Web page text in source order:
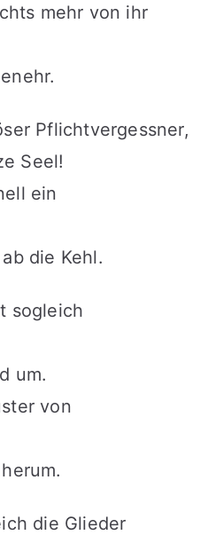
mehr von ihr
Pflichtvergessner,
Seel!
ein
die Kehl.
sogleich
um.
von
die Glieder